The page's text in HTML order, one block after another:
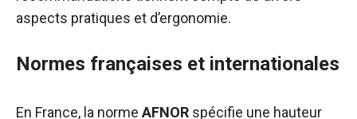
aspects pratiques et d’ergonomie.
Normes françaises et internationales
En France, la norme AFNOR spécifie une hauteur